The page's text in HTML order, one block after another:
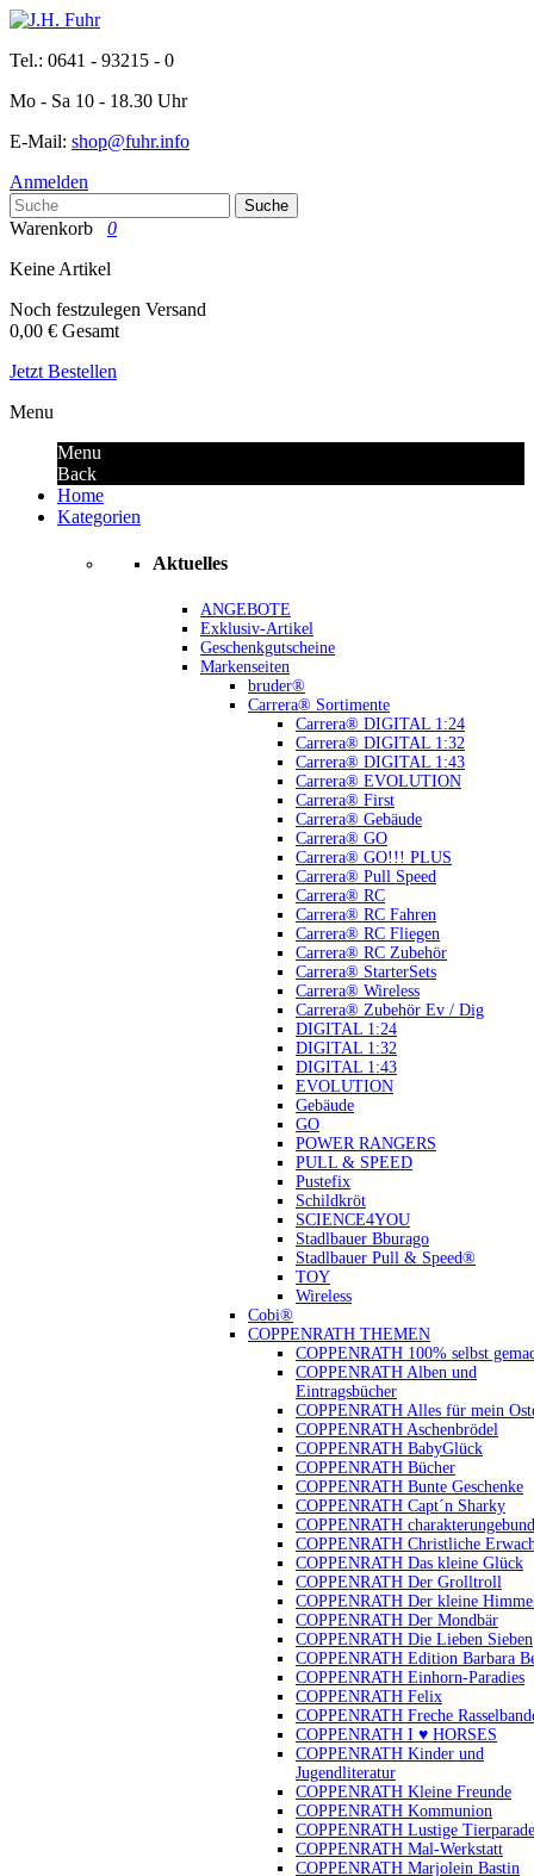
Tel.: 0641 - 93215 - 0
Mo - Sa 10 - 18.30 Uhr
E-Mail: shop@fuhr.info
Anmelden
Suche
Warenkorb
0
Keine Artikel
Noch festzulegen Versand
0,00 € Gesamt
Jetzt Bestellen
Menu
Menu
Back
Home
Kategorien
Aktuelles
ANGEBOTE
Exklusiv-Artikel
Geschenkgutscheine
Markenseiten
bruder®
Carrera® Sortimente
Carrera® DIGITAL 1:24
Carrera® DIGITAL 1:32
Carrera® DIGITAL 1:43
Carrera® EVOLUTION
Carrera® First
Carrera® Gebäude
Carrera® GO
Carrera® GO!!! PLUS
Carrera® Pull Speed
Carrera® RC
Carrera® RC Fahren
Carrera® RC Fliegen
Carrera® RC Zubehör
Carrera® StarterSets
Carrera® Wireless
Carrera® Zubehör Ev / Dig
DIGITAL 1:24
DIGITAL 1:32
DIGITAL 1:43
EVOLUTION
Gebäude
GO
POWER RANGERS
PULL & SPEED
Pustefix
Schildkröt
SCIENCE4YOU
Stadlbauer Bburago
Stadlbauer Pull & Speed®
TOY
Wireless
Cobi®
COPPENRATH THEMEN
COPPENRATH 100% selbst
COPPENRATH Alben und
Eintragsbücher
COPPENRATH Alles für mein
COPPENRATH Aschenbrödel
COPPENRATH BabyGlück
COPPENRATH Bücher
COPPENRATH Bunte Geschenke
COPPENRATH Capt´n Sharky
COPPENRATH
COPPENRATH Christliche
COPPENRATH Das kleine Glück
COPPENRATH Der Grolltroll
COPPENRATH Der kleine
COPPENRATH Der Mondbär
COPPENRATH Die Lieben Sieben
COPPENRATH Edition Barbara
COPPENRATH Einhorn-Paradies
COPPENRATH Felix
COPPENRATH Freche
COPPENRATH I ♥ HORSES
COPPENRATH Kinder und
Jugendliteratur
COPPENRATH Kleine Freunde
COPPENRATH Kommunion
COPPENRATH Lustige Tierparade
COPPENRATH Mal-Werkstatt
COPPENRATH Marjolein Bastin